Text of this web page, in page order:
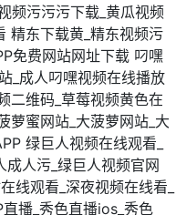
频污污污下载_黄瓜视频
精东下载黄_精东视频污
免费网站网址下载 叼嘿
_成人叼嘿视频在线播放
二维码_草莓视频黄色在
萝蜜网站_大菠萝网站_大
绿巨人视频在线观看_
人污_绿巨人视频官网
线观看_深夜视频在线看_
播_秀色直播ios_秀色